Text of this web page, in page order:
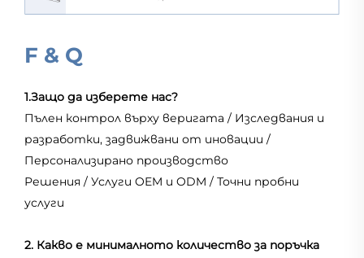
F & Q
1.Защо да изберете нас?
Пълен контрол върху веригата / Изследвания и
разработки, задвижвани от иновации /
Персонализирано производство
Решения / Услуги OEM и ODM / Точни пробни
услуги
2. Какво е минималното количество за поръчка